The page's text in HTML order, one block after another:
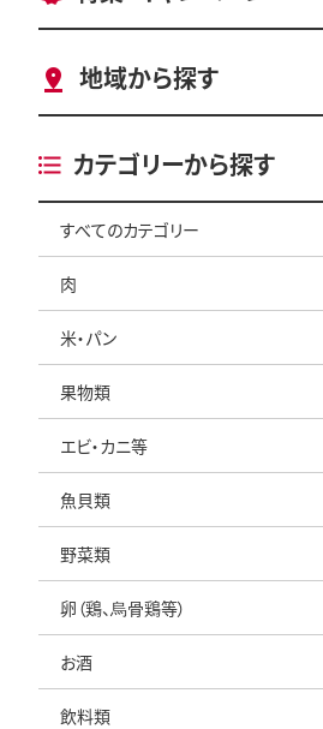
地域から探す
カテゴリーから探す
すべてのカテゴリー
肉
米・パン
果物類
エビ・カニ等
魚貝類
野菜類
卵（鶏、烏骨鶏等）
お酒
飲料類